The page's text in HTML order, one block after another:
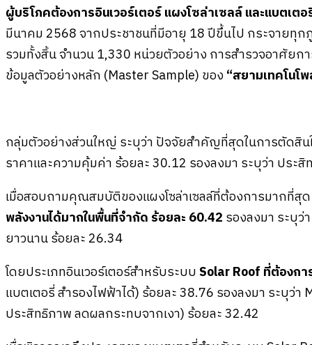
ผู้บริโภคต้องการอินเวอร์เตอร์ แผงโซล่าเซลล์ และแบตเต
มีนาคม 2568 จากประชาชนที่มีอายุ 18 ปีขึ้นไป กระจายทุ
รวมทั้งสิ้น จำนวน 1,330 หน่วยตัวอย่าง การสำรวจอาศัย
ข้อมูลตัวอย่างหลัก (Master Sample) ของ“สยามเทคโนโ
กลุ่มตัวอย่างส่วนใหญ่ ระบุว่า ปัจจัยสำคัญที่สุดในการตัดสิ
ราคาและความคุ้มค่า ร้อยละ 30.12 รองลงมา ระบุว่า ปร
เมื่อสอบถามคุณสมบัติของแผงโซล่าเซลล์ที่ต้องการมากที่
พลังงานได้มากในพื้นที่จำกัด ร้อยละ 60.42 รองลงมา ระบุ
ยาวนาน ร้อยละ 26.34
โดยประเภทอินเวอร์เตอร์สำหรับระบบSolar Roof ที่ต้องก
แบตเตอรี่ สำรองไฟฟ้าได้) ร้อยละ 38.76 รองลงมา ระบุว่
ประสิทธิภาพ ลดผลกระทบจากเงา) ร้อยละ 32.42